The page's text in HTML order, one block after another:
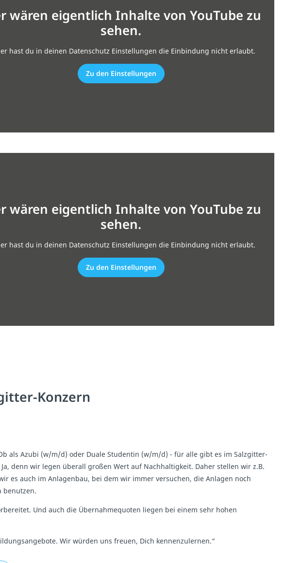
wären eigentlich Inhalte von YouTube zu
sehen.
hast du in deinen Datenschutz Einstellungen die Einbindung nicht erlaubt.
Zu den Einstellungen
wären eigentlich Inhalte von YouTube zu
sehen.
hast du in deinen Datenschutz Einstellungen die Einbindung nicht erlaubt.
Zu den Einstellungen
Konzern
als Azubi (w/m/d) oder Duale Studentin (w/m/d) - für alle gibt es im Salzgitter-
denn wir legen überall großen Wert auf Nachhaltigkeit. Daher stellen wir z.B.
es auch im Anlagenbau, bei dem wir immer versuchen, die Anlagen noch
benutzen.
Und auch die Übernahmequoten liegen bei einem sehr hohen
Wir würden uns freuen, Dich kennenzulernen.“